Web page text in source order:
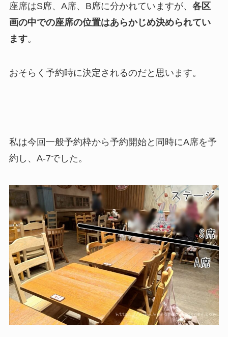
座席はS席、A席、B席に分かれていますが、 各区
画の中での座席の位置はあらかじめ決められてい
ます。
おそらく予約時に決定されるのだと思います。
私は今回一般予約枠から予約開始と同時にA席を予
約し、A-7でした。